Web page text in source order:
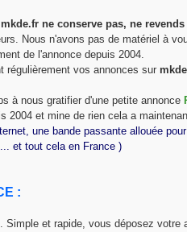
mkde.fr ne conserve pas, ne
Nous n'avons pas de matériel à
de l'annonce depuis 2004.
régulièrement vos annonces sur
à nous gratifier d'une petite annonce
2004 et mine de rien cela a
une bande passante allouée
et tout cela en France )
:
Simple et rapide, vous déposez votre